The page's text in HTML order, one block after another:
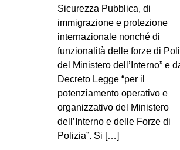
Sicurezza Pubblica, di
immigrazione e protezione
internazionale nonché di
funzionalità delle forze di
del Ministero dell’Interno” e
Decreto Legge “per il
potenziamento operativo e
organizzativo del Ministero
dell’Interno e delle Forze di
Polizia”. Si […]